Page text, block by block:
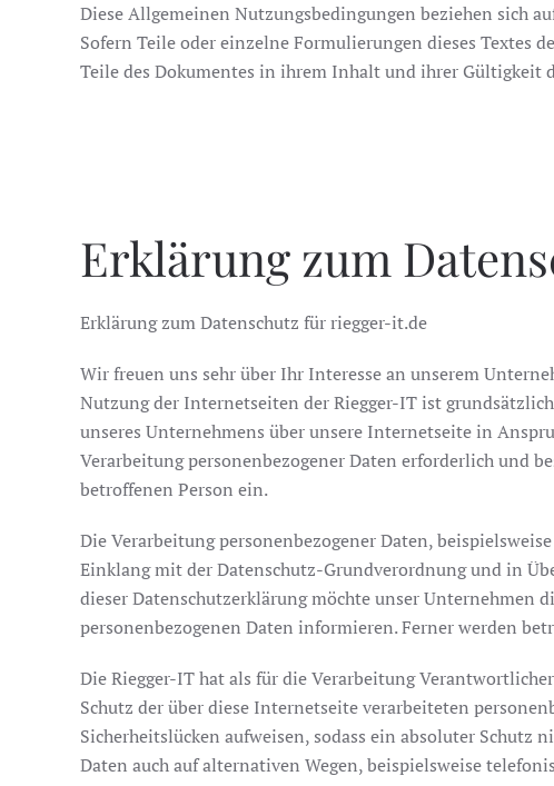
Diese Allgemeinen Nutzungsbedingungen beziehen sich
Sofern Teile oder einzelne Formulierungen dieses Textes
Teile des Dokumentes in ihrem Inhalt und ihrer Gültigkeit
Erklärung zum
Erklärung zum Datenschutz für riegger-it.de
Wir freuen uns sehr über Ihr Interesse an unserem
Nutzung der Internetseiten der Riegger-IT ist
unseres Unternehmens über unsere Internetseite in
Verarbeitung personenbezogener Daten erforderlich und
betroffenen Person ein.
Die Verarbeitung personenbezogener Daten,
Einklang mit der Datenschutz-Grundverordnung und in
dieser Datenschutzerklärung möchte unser Unternehmen
personenbezogenen Daten informieren. Ferner werden
Die Riegger-IT hat als für die Verarbeitung
Schutz der über diese Internetseite verarbeiteten
Sicherheitslücken aufweisen, sodass ein absoluter Schutz
Daten auch auf alternativen Wegen, beispielsweise